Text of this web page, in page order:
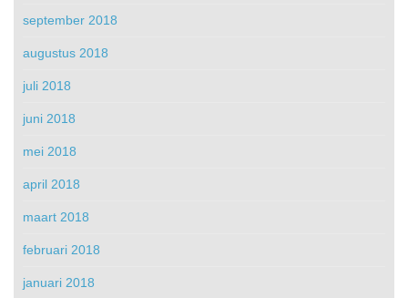
september 2018
augustus 2018
juli 2018
juni 2018
mei 2018
april 2018
maart 2018
februari 2018
januari 2018